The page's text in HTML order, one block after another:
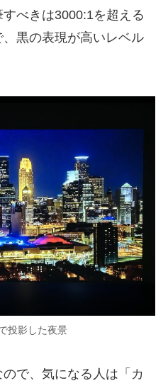
べきは3000:1を超える
黒の表現が高いレベル
投影した夜景
で、気になる人は「カ